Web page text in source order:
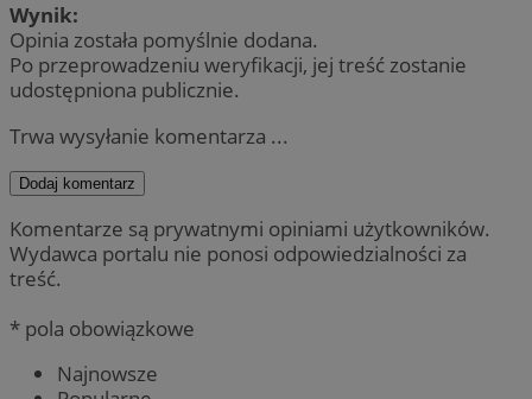
Wynik:
Opinia została pomyślnie dodana.
Po przeprowadzeniu weryfikacji, jej treść zostanie
udostępniona publicznie.
Trwa wysyłanie komentarza ...
Dodaj komentarz
Komentarze są prywatnymi opiniami użytkowników.
Wydawca portalu nie ponosi odpowiedzialności za
treść.
* pola obowiązkowe
Najnowsze